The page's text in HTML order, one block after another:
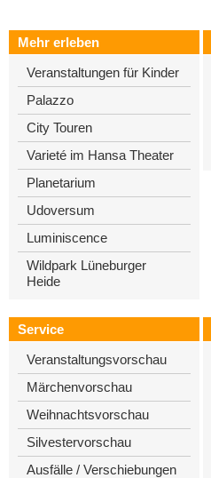
Mehr erleben
Veranstaltungen für Kinder
Palazzo
City Touren
Varieté im Hansa Theater
Planetarium
Udoversum
Luminiscence
Wildpark Lüneburger
Heide
Service
Veranstaltungsvorschau
Märchenvorschau
Weihnachtsvorschau
Silvestervorschau
Ausfälle / Verschiebungen